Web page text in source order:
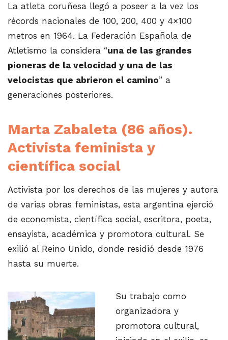
La atleta coruñesa llegó a poseer a la vez los
récords nacionales de 100, 200, 400 y 4×100
metros en 1964. La Federación Española de
Atletismo la considera “una de las grandes
pioneras de la velocidad y una de las
velocistas que abrieron el camino” a
generaciones posteriores.
Marta Zabaleta (86 años).
Activista feminista y
científica social
Activista por los derechos de las mujeres y autora
de varias obras feministas, esta argentina ejerció
de economista, científica social, escritora, poeta,
ensayista, académica y promotora cultural. Se
exilió al Reino Unido, donde residió desde 1976
hasta su muerte.
Su trabajo como
organizadora y
promotora cultural,